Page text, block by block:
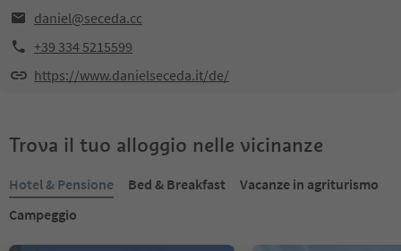
daniel@seceda.cc
+39 334 5215599
https://www.danielseceda.it/de/
Trova il tuo alloggio nelle vicinanze
Hotel & Pensione Bed & Breakfast
Vacanze in agriturismo
Campeggio